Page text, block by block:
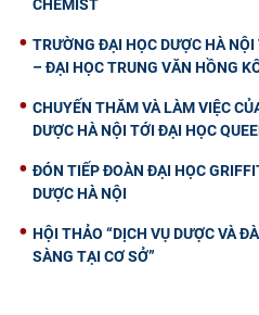
CHEMIST
TRƯỜNG ĐẠI HỌC DƯỢC HÀ
– ĐẠI HỌC TRUNG VĂN HỒNG
CHUYẾN THĂM VÀ LÀM VIỆC
DƯỢC HÀ NỘI TỚI ĐẠI HỌC
ĐÓN TIẾP ĐOÀN ĐẠI HỌC
DƯỢC HÀ NỘI
HỘI THẢO “DỊCH VỤ DƯỢC VÀ
SÀNG TẠI CƠ SỞ”